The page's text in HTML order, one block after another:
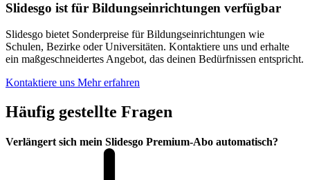
Slidesgo ist für Bildungseinrichtungen verfügbar
Slidesgo bietet Sonderpreise für Bildungseinrichtungen wie
Schulen, Bezirke oder Universitäten. Kontaktiere uns und erhalte
ein maßgeschneidertes Angebot, das deinen Bedürfnissen entspricht.
Kontaktiere uns Mehr erfahren
Häufig gestellte Fragen
Verlängert sich mein Slidesgo Premium-Abo automatisch?